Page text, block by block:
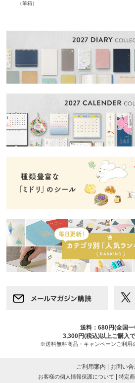
（筆箱）
送料：680円(全国一
3,300円(税込)以上ご購入
※送料無料商品・キャンペーンご利用
ご利用案内 お問い
お客様の個人情報保護について 特定